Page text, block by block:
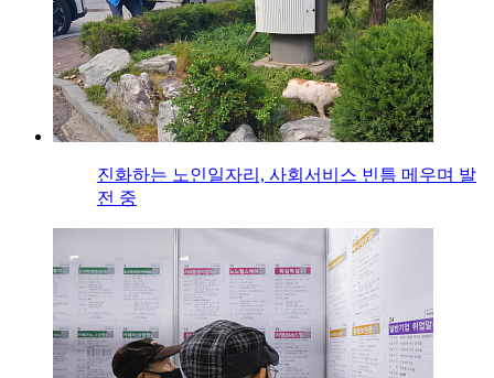
진화하는 노인일자리, 사회서비스 빈틈 메우며 발
전 중